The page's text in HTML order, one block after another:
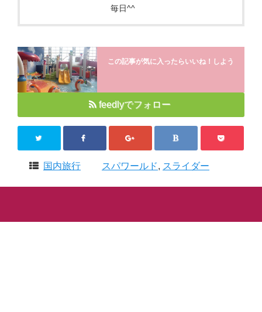
毎日^^
この記事が気に入ったらいいね！しよう
feedlyでフォロー
国内旅行 スパワールド, スライダー